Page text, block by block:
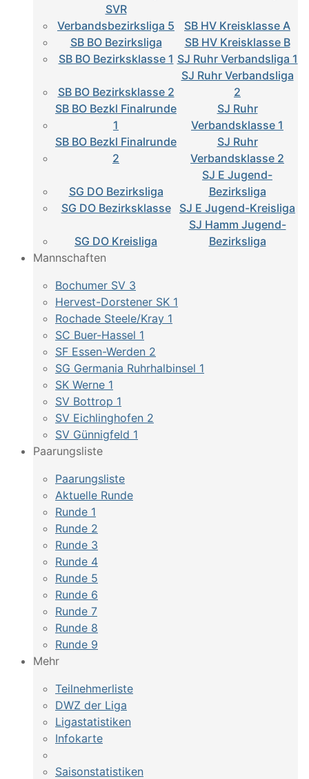
SVR
Verbandsbezirksliga 5
SB HV Kreisklasse A
SB BO Bezirksliga
SB HV Kreisklasse B
SB BO Bezirksklasse 1 SJ Ruhr Verbandsliga 1
SB BO Bezirksklasse 2
SJ Ruhr Verbandsliga
2
SB BO Bezkl Finalrunde
1
SJ Ruhr
Verbandsklasse 1
SB BO Bezkl Finalrunde
2
SJ Ruhr
Verbandsklasse 2
SG DO Bezirksliga
SJ E Jugend-
Bezirksliga
SG DO Bezirksklasse
SJ E Jugend-Kreisliga
SG DO Kreisliga
SJ Hamm Jugend-
Bezirksliga
Mannschaften
Bochumer SV 3
Hervest-Dorstener SK 1
Rochade Steele/Kray 1
SC Buer-Hassel 1
SF Essen-Werden 2
SG Germania Ruhrhalbinsel 1
SK Werne 1
SV Bottrop 1
SV Eichlinghofen 2
SV Günnigfeld 1
Paarungsliste
Paarungsliste
Aktuelle Runde
Runde 1
Runde 2
Runde 3
Runde 4
Runde 5
Runde 6
Runde 7
Runde 8
Runde 9
Mehr
Teilnehmerliste
DWZ der Liga
Ligastatistiken
Infokarte
Saisonstatistiken